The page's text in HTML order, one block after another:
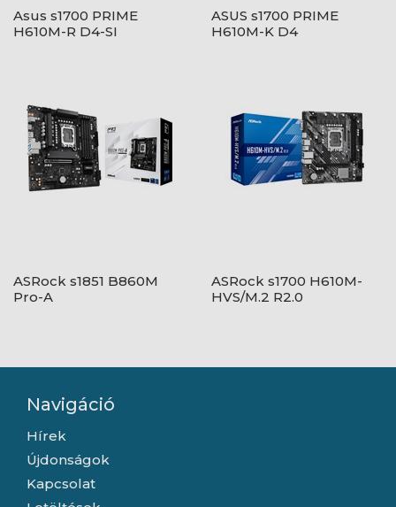
Asus s1700 PRIME
H610M-R D4-SI
ASUS s1700 PRIME
H610M-K D4
ASRock s1851 B860M
Pro-A
ASRock s1700 H610M-
HVS/M.2 R2.0
Navigáció
Hírek
Újdonságok
Kapcsolat